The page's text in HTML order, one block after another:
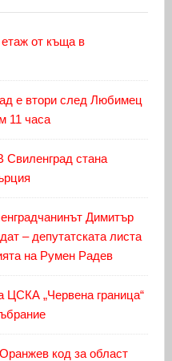
от къща в
е втори след Любимец
11 часа
Свиленград стана
Димитър
– депутатската листа
на Румен Радев
ЦСКА „Червена граница“
код за област